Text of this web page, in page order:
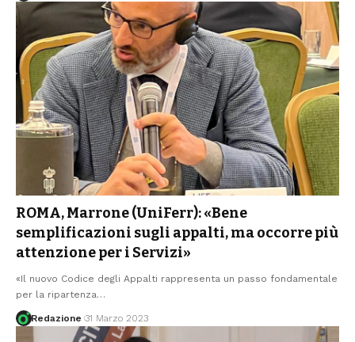
ROMA, Marrone (UniFerr): «Bene
semplificazioni sugli appalti, ma occorre più
attenzione per i Servizi»
«Il nuovo Codice degli Appalti rappresenta un passo fondamentale
per la ripartenza…
Redazione 31 Marzo 2023